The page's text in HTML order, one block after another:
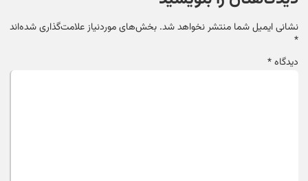
نشانی ایمیل شما منتشر نخواهد شد. بخش‌های موردنیاز علامت‌گذاری شده‌اند
*
دیدگاه*